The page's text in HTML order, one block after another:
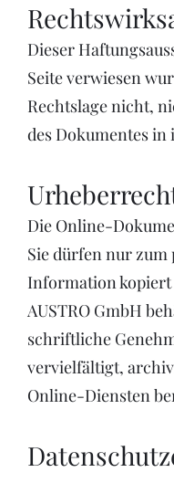
Dieser
Seite verwiesen
Rechtslage nicht,
des Dokumentes
Die Online-
Sie dürfen nur
Information
AUSTRO GmbH
schriftliche
vervielfältigt,
Online-Diensten